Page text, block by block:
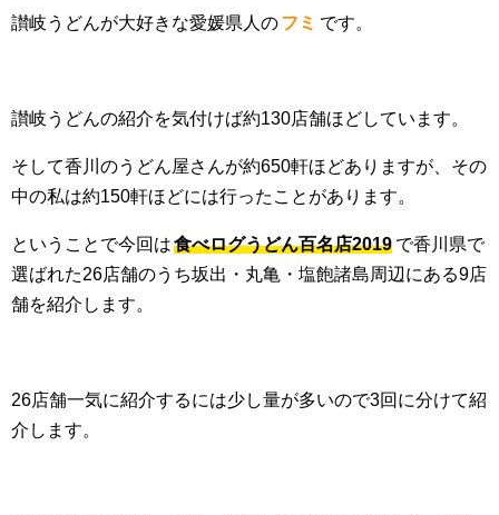
讃岐うどんが大好きな愛媛県人のフミ です。
讃岐うどんの紹介を気付けば約130店舗ほどしています。
そして香川のうどん屋さんが約650軒ほどありますが、その
中の私は約150軒ほどには行ったことがあります。
ということで今回は食べログうどん百名店2019 で香川県で
選ばれた26店舗のうち坂出・丸亀・塩飽諸島周辺にある9店
舗を紹介します。
26店舗一気に紹介するには少し量が多いので3回に分けて紹
介します。